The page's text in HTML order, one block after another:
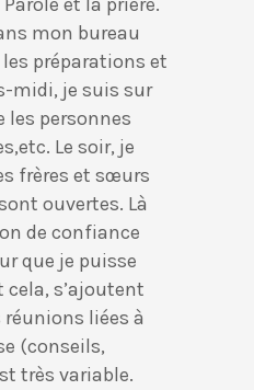
mon bureau
préparations et
midi, je suis sur
les personnes
Le soir, je
frères et sœurs
ouvertes. Là
de confiance
que je puisse
s’ajoutent
liées à
(conseils,
très variable.